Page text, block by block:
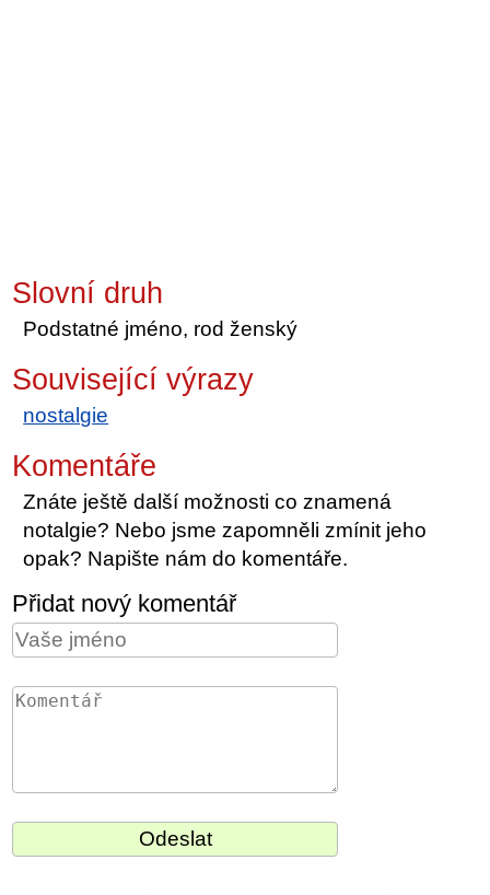
Slovní druh
Podstatné jméno, rod ženský
Související výrazy
nostalgie
Komentáře
Znáte ještě další možnosti co znamená
notalgie? Nebo jsme zapomněli zmínit jeho
opak? Napište nám do komentáře.
Přidat nový komentář